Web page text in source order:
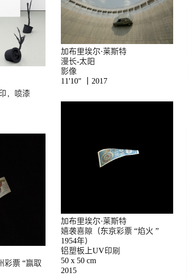
，喷漆
加布里埃尔·莱斯特
漫长-太阳
影像
11'10" ｜2017
彩票 “赢取
加布里埃尔·莱斯特
嬉袭喜隙（东京彩票 “焰火 ”
1954年）
铝塑板上UV印刷
50 x 50 cm
2015